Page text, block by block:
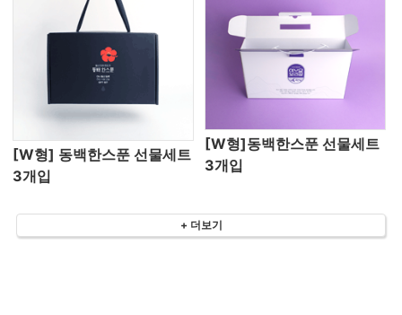
[W형] 동백한스푼 선물세트
3개입
[W형]동백한스푼 선물세트
3개입
+ 더보기